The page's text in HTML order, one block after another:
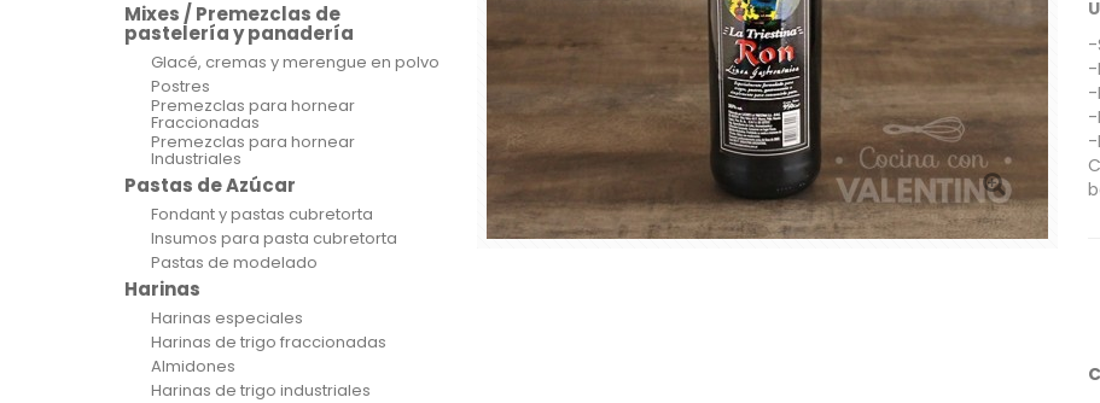
Mixes / Premezclas de
pastelería y panadería
Glacé, cremas y merengue en polvo
Postres
Premezclas para hornear
Fraccionadas
Premezclas para hornear
Industriales
Pastas de Azúcar
Fondant y pastas cubretorta
Insumos para pasta cubretorta
Pastas de modelado
Harinas
Harinas especiales
Harinas de trigo fraccionadas
Almidones
Harinas de trigo industriales
-
-
-
-
-